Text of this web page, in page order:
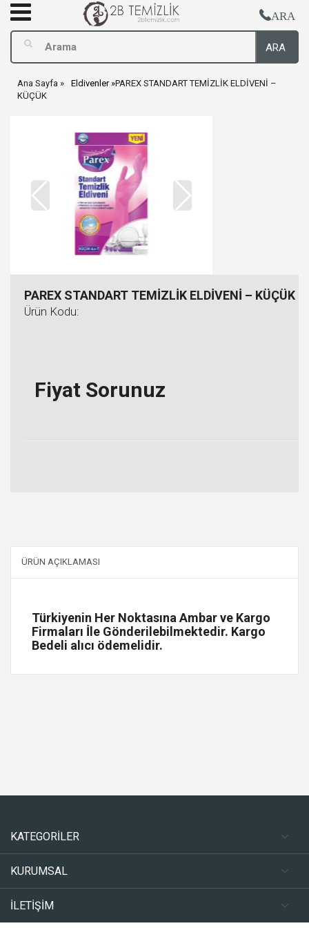
ARA
ARA
Ana Sayfa Eldivenler PAREX STANDART TEMİZLİK ELDİVENİ –
KÜÇÜK
PAREX STANDART TEMİZLİK ELDİVENİ – KÜÇÜK
Ürün Kodu:
Fiyat Sorunuz
ÜRÜN AÇIKLAMASI
Türkiyenin Her Noktasına Ambar ve Kargo
Firmaları İle Gönderilebilmektedir. Kargo
Bedeli alıcı ödemelidir.
KATEGORİLER
KURUMSAL
İLETİŞİM